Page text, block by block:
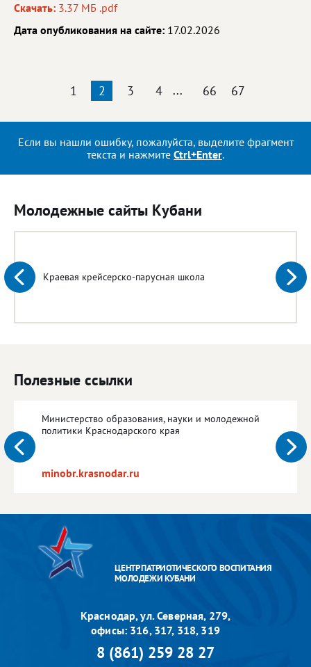
Скачать: 3.37 МБ .pdf
Дата опубликования на сайте: 17.02.2026
1 2 3 4 ... 66 67
Если вы нашли ошибку, пожалуйста, выделите фрагмент
текста и нажмите Ctrl+Enter.
Молодежные сайты Кубани
Краевая крейсерско-парусная школа
Полезные ссылки
Министерство образования, науки и молодежной
политики Краснодарского края
minobr.krasnodar.ru
ЦЕНТР ПАТРИОТИЧЕСКОГО ВОСПИТАНИЯ
МОЛОДЕЖИ КУБАНИ
Краснодар, ул. Северная, 279,
офисы: 316, 317, 318, 319
8 (861) 259 28 27